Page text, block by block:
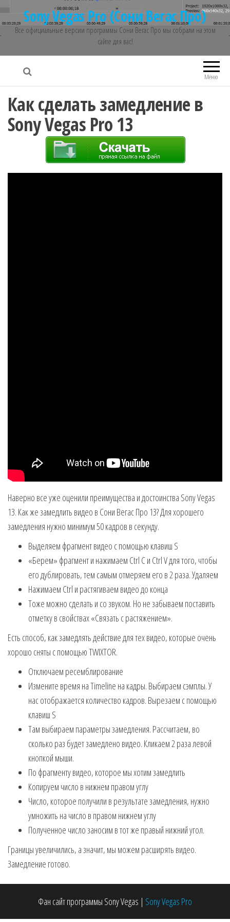
Sony Vegas Pro (Сони Вегас Про)
Все официальные версии программы Сони Вегас Про мы собрали на этом
сайте для вас!
Меню
Как сделать замедление в
Sony Vegas Pro 13
Наверно все уже оценили преимущества и достоинства Sony Vegas
13. Как же замедлить видео в Сони Вегас Про 13? Для хорошего
замедления нужно минимум 50 кадров в секунду.
Выделяем фрагмент видео с помощью клавиш S
«Берем» фрагмент и нажимаем Ctrl C и Ctrl V для того, чтобы
его дублировать, тем самым отмеряем его в 2 раза. Удаляем
Нажимаем Ctrl и растягиваем видео до конца
Тоже можно сделать и со звуком. Но не забываем поставить
отметку в свойствах «Связать с растяжением».
Есть способ, как замедлять действие для тех видео, которые очень
хорошо сняты с помощью TWIXTOR.
Отключаем ресемблирование
Измените время на Timeline на кадры. Выбираем сэмплы. У
нас отображается количество кадров. Вырезаем с помощью
клавиш S
Там выбираем параметры замедления. Рассчитаем, во
сколько раз будет замедлено видео. Кликаем 2 раза левой
кнопкой мыши.
По фрагменту видео, которое мы хотим замедлить
Копируем число в нижнем правом углу
Число, которое получили в результате замедления, нужно
умножить на число в правом нижнем углу
Полученное число заносим в тот же правый нижний угол.
Границы увеличились, а значит, мы можем расширять видео.
Замедление готово.
Навигация по записям
Фан сайт программы Sony Vegas | Sony Vegas Pro